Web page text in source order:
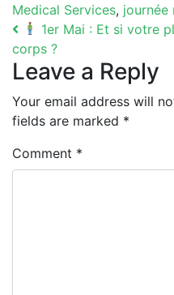
Medical Services, journée
Post
1er Mai : Et si votre
corps ?
Leave a Reply
Your email address will
fields are marked *
Comment *